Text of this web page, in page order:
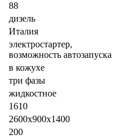
88
дизель
Италия
электростартер,
возможность автозапуска
в кожухе
три фазы
жидкостное
1610
2600x900x1400
200